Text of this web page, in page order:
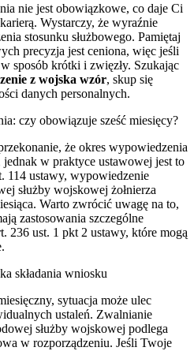
nie jest obowiązkowe, co daje Ci
Wystarczy, że wyraźnie
stosunku służbowego. Pamiętaj
precyzja jest ceniona, więc jeśli
sposób krótki i zwięzły. Szukając
z wojska wzór, skup się
danych personalnych.
czy obowiązuje sześć miesięcy?
że okres wypowiedzenia
jednak w praktyce ustawowej jest to
114 ustawy, wypowiedzenie
służby wojskowej żołnierza
Warto zwrócić uwagę na to,
zastosowania szczególne
236 ust. 1 pkt 2 ustawy, które mogą
składania wniosku
sytuacja może ulec
ustaleń. Zwalnianie
służby wojskowej podlega
w rozporządzeniu. Jeśli Twoje